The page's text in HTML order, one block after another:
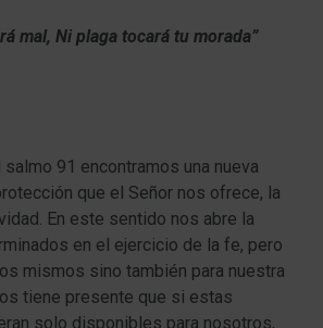
mal, Ni plaga tocará tu morada”
91 encontramos una nueva
que el Señor nos ofrece, la
En este sentido nos abre la
en el ejercicio de la fe, pero
mismos sino también para nuestra
tiene presente que si estas
solo disponibles para nosotros,